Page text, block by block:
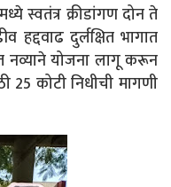
स्वतंत्र क्रीडांगण दोन ते
हद्दवाढ दुर्लक्षित भागात
नव्याने योजना लागू करून
25 कोटी निधीची मागणी